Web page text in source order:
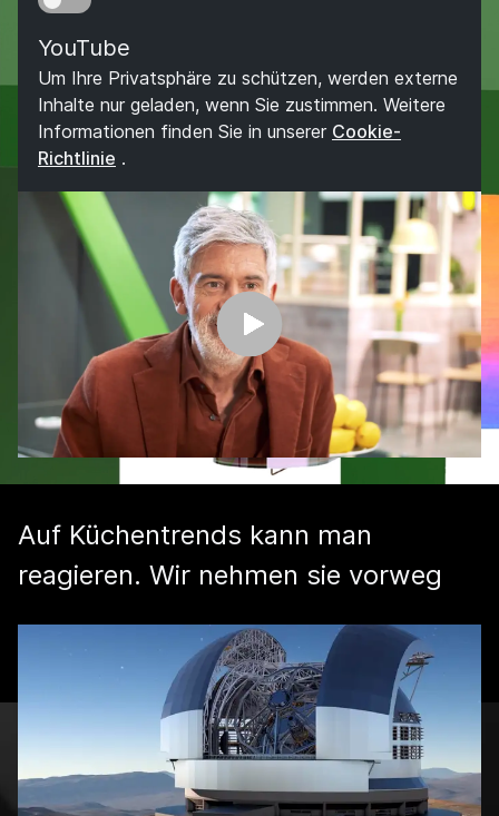
YouTube
Um Ihre Privatsphäre zu schützen, werden externe
Inhalte nur geladen, wenn Sie zustimmen. Weitere
Informationen finden Sie in unserer Cookie-
Richtlinie .
Auf Küchentrends kann man
reagieren. Wir nehmen sie vorweg